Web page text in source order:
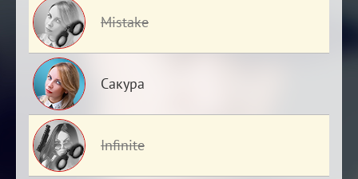
Mistake
Сакура
Infinite